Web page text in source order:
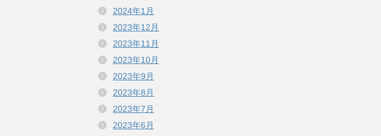
2024年1月
2023年12月
2023年11月
2023年10月
2023年9月
2023年8月
2023年7月
2023年6月